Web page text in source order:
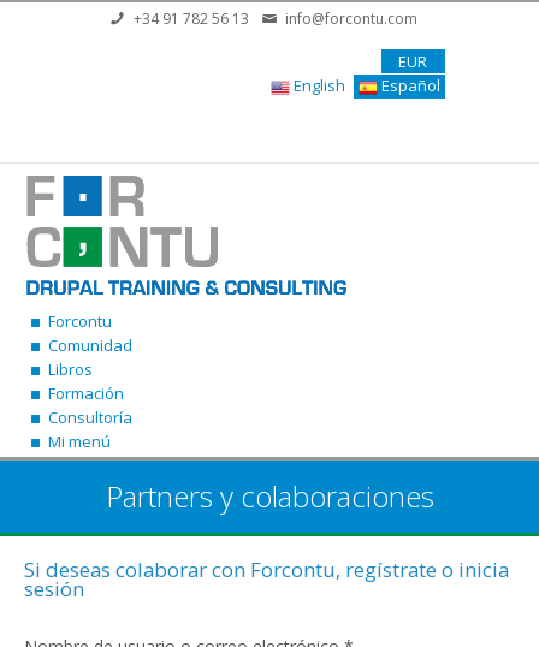
Pasar al contenido principal
+34 91 782 56 13 info@forcontu.com
EUR
English
Español
Forcontu
Comunidad
Libros
Formación
Consultoría
Mi menú
Partners y colaboraciones
Si deseas colaborar con Forcontu, regístrate o inicia
sesión